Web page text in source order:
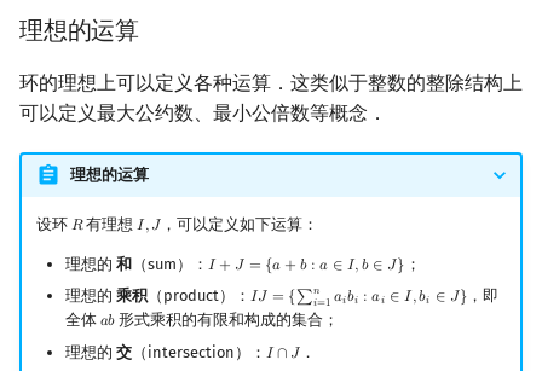
理想的运算
环的理想上可以定义各种运算．这类似于整数的整除结构上
可以定义最大公约数、最小公倍数等概念．
理想的运算
设环 𝑅
R有理想𝐼,𝐽
I, J ，可以定义如下运算：
理想的 和 （sum）： 𝐼 + 𝐽 = {𝑎 + 𝑏 : 𝑎 ∈ 𝐼,𝑏 ∈ 𝐽}
I+ J= {a +b a∈I,b∈ J}
；
理想的 乘积（product）： 𝐼𝐽 = {∑𝑛
𝑖=1 𝑎𝑖𝑏𝑖 : 𝑎𝑖 ∈ 𝐼,𝑏𝑖 ∈ 𝐽}
IJ= ∑i =1naib i:ai∈I ,bi ∈ J}
，即
全体 𝑎𝑏
ab形式乘积的有限和构成的集合；
理想的 交（intersection）： 𝐼 ∩ 𝐽
I∩J ．